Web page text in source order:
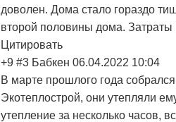
доволен. Дома стало гораздо
второй половины дома.
Цитировать
+9 #3 Бабкен 06.04.2022 10:04
В марте прошлого года
Экотеплострой, они утепляли
утепление за несколько часов,